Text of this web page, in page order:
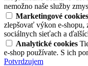
nemožno naše služby
Marketingové cookies
zlepšovať výkon e-shopu,
sociálnych sieťach a
Analytické cookies
e-shop používate. S ich
Potvrdzujem